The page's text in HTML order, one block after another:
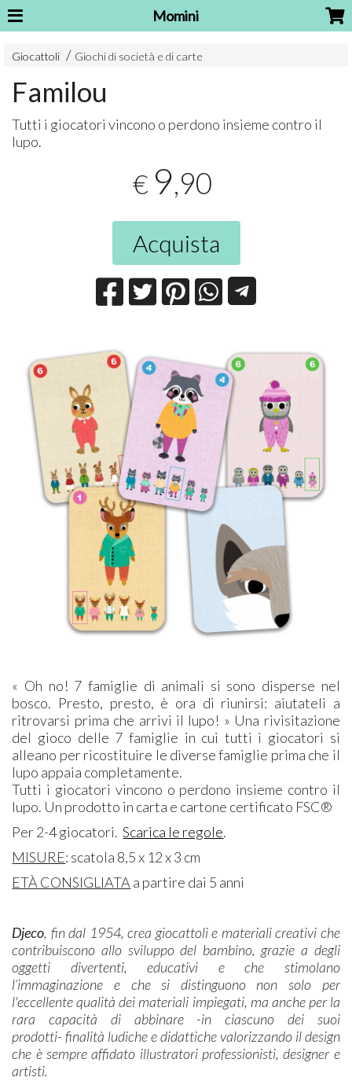
Momini
Giocattoli Giochi di società e di carte
Familou
Tutti i giocatori vincono o perdono insieme contro il
lupo.
€ 9,90
Acquista
« Oh no! 7 famiglie di animali si sono disperse nel
bosco. Presto, presto, è ora di riunirsi: aiutateli a
ritrovarsi prima che arrivi il lupo! » Una rivisitazione
del gioco delle 7 famiglie in cui tutti i giocatori si
alleano per ricostituire le diverse famiglie prima che il
lupo appaia completamente.
Tutti i giocatori vincono o perdono insieme contro il
lupo. Un prodotto in carta e cartone certificato FSC®
Per 2-4 giocatori.Scarica le regole.
MISURE: scatola 8,5 x 12 x 3 cm
ETÀ CONSIGLIATAa partire dai 5 anni
Djeco, fin dal 1954, crea giocattoli e materiali creativi che
contribuiscono allo sviluppo del bambino, grazie a degli
oggetti divertenti, educativi e che stimolano
l’immaginazione e che si distinguono non solo per
l'eccellente qualità dei materiali impiegati, ma anche per la
rara capacità di abbinare -in ciascuno dei suoi
prodotti- finalità ludiche e didattiche valorizzando il design
che è sempre affidato illustratori professionisti, designer e
artisti.